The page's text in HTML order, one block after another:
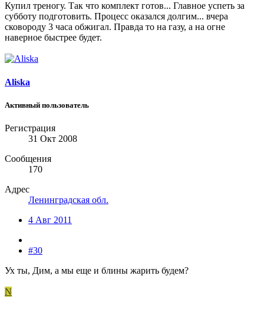
Купил треногу. Так что комплект готов... Главное успеть за
субботу подготовить. Процесс оказался долгим... вчера
сковороду 3 часа обжигал. Правда то на газу, а на огне
наверное быстрее будет.
Aliska
Активный пользователь
Регистрация
31 Окт 2008
Сообщения
170
Адрес
Ленинградская обл.
4 Авг 2011
#30
Ух ты, Дим, а мы еще и блины жарить будем?
N